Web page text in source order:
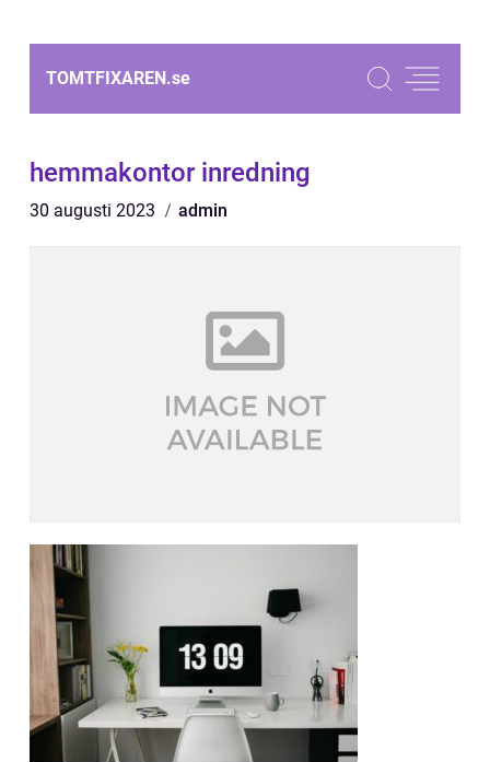
TOMTFIXAREN.se
hemmakontor inredning
30 augusti 2023 admin